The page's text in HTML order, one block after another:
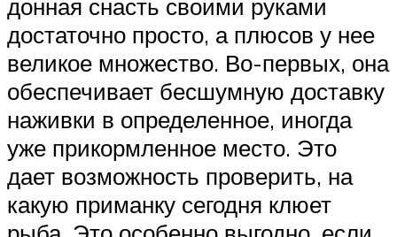
донная снасть своими руками
достаточно просто, а плюсов у нее
великое множество. Во-первых, она
обеспечивает бесшумную доставку
наживки в определенное, иногда
уже прикормленное место. Это
дает возможность проверить, на
какую приманку сегодня клюет